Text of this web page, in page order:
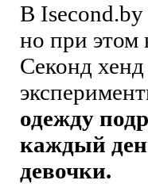
В
но при этом
Секонд хенд
одежду
каждый
девочки.